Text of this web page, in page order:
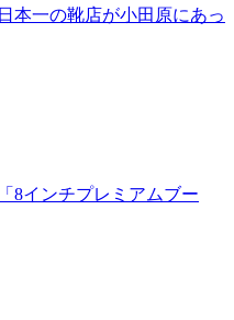
本一の靴店が小田原にあっ
8インチプレミアムブー